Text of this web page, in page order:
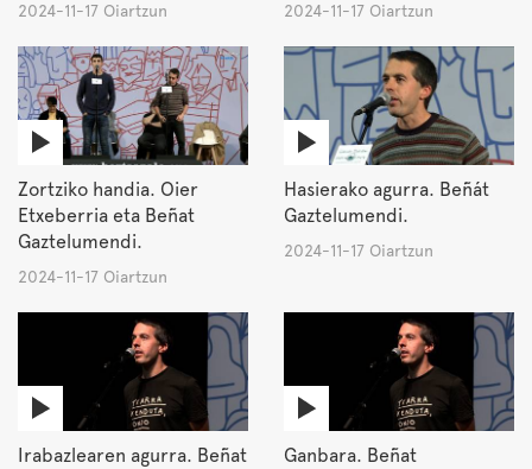
2024-11-17 Oiartzun 2024-11-17 Oiartzun
Zortziko handia. Oier
Etxeberria eta Beñat
Gaztelumendi.
2024-11-17 Oiartzun
Hasierako agurra. Beñát
Gaztelumendi.
2024-11-17 Oiartzun
Irabazlearen agurra. Beñat
Ganbara. Beñat